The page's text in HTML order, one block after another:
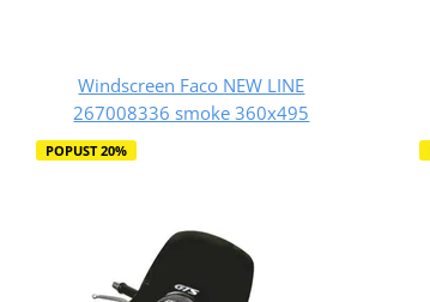
Windscreen Faco NEW LINE
267008336 smoke 360x495
POPUST 20%